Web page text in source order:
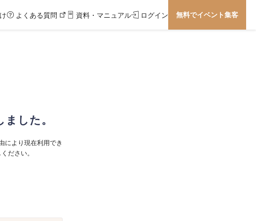
よくある質問 資料・マニュアル ログイン 無料でイベント集客
した。
により現在利用でき
ださい。